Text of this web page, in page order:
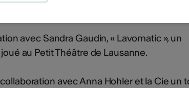
avec Sandra Gaudin, « Lavomatic », un
au Petit Théâtre de Lausanne.
avec Anna Hohler et la Cie un